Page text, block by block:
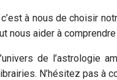
à nous de choisir
nous aider à
de l’astrologie
N’hésitez pas à